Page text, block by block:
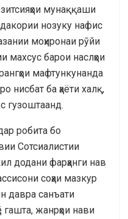
мунаққаши
нозуку нафис
моҳиронаи рӯйи
махсус барои наслҳои
мафтункунанда
нисбат ба ҳаёти халқ,
гузоштаанд.
робита бо
Сотсиалистии
додани фарҳанги нав
соҳаи мазкур
давра санъати
гашта, жанрҳои нави